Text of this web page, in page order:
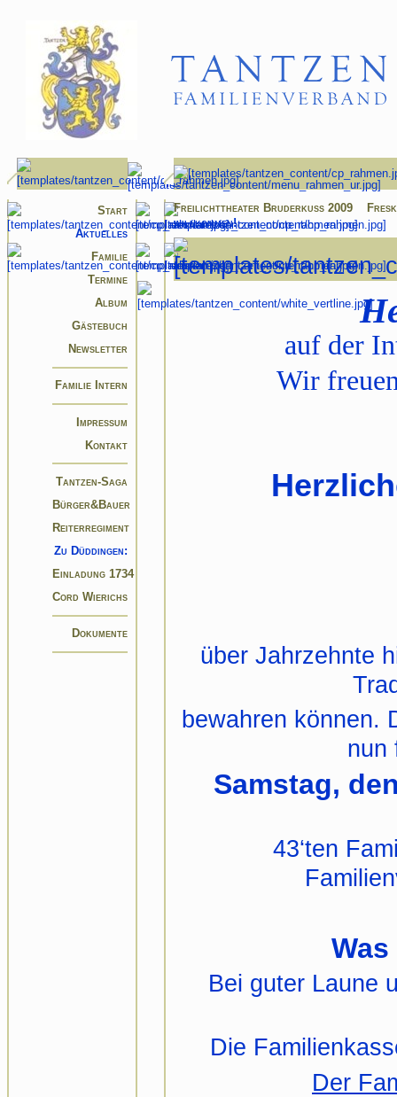
Start
Aktuelles
Familie
Termine
Album
Gästebuch
Newsletter
Familie Intern
Impressum
Kontakt
Tantzen-Saga
Bürger&Bauer
Reiterregiment
Zu Düddingen:
Einladung 1734
Cord Wierichs
Dokumente
Freilichttheater Bruderkuss 2009
willkommen!
auf der
Wir
über Jahrzehnte
bewahren können.
nun
Samstag,
43‘ten
Bei guter Laune
Die
Der